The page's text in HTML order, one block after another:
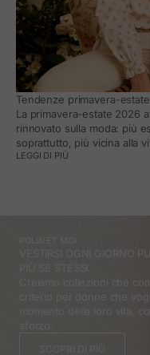
Tendenze primavera-
La primavera-estate 2026
rinnovato sulla moda: più
soprattutto, più vicina alla
LEGGI DI PIÙ
VESTIRSI OGNI GIORNO
Creiamo collezioni che
criterio per donne che
momento della loro vita,